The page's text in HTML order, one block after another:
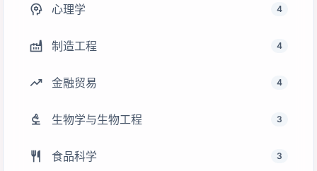
psychology 心理学 4
factory 制造工程 4
trending_up 金融贸易 4
biotech 生物学与生物工程 3
restaurant 食品科学 3